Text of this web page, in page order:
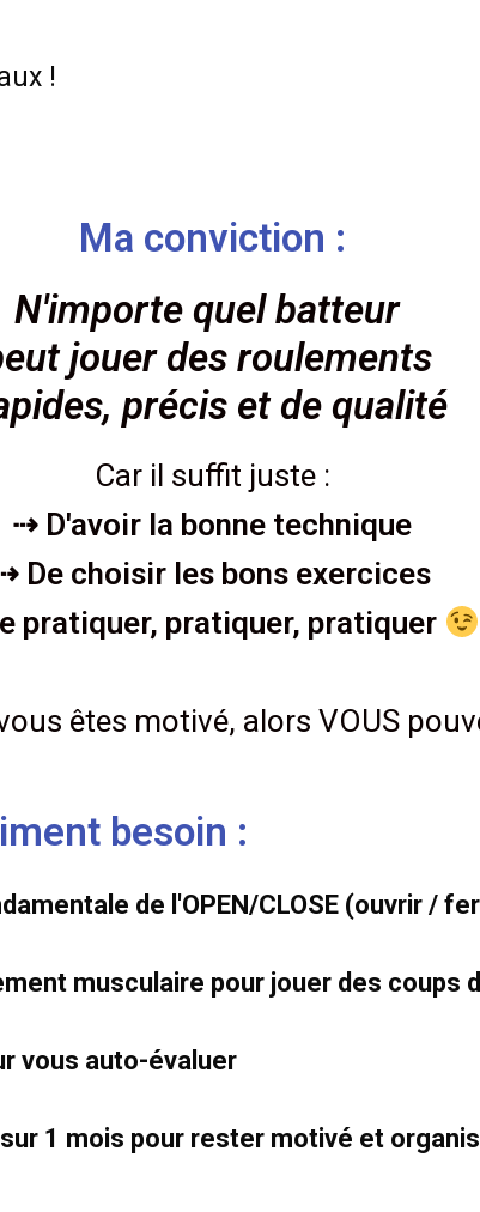
!
Ma conviction :
N'importe quel batteur
jouer des roulements
précis et de qualité
Car il suffit juste :
⇢ D'avoir la bonne technique
De choisir les bons exercices
pratiquer, pratiquer, pratiquer
êtes motivé, alors VOUS
besoin :
de l'OPEN/CLOSE (ouvrir /
musculaire pour jouer des coups
vous auto-évaluer
1 mois pour rester motivé et